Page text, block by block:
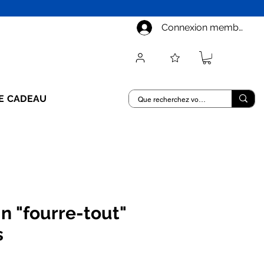
CADEAU
Connexion membre
"fourre-tout"